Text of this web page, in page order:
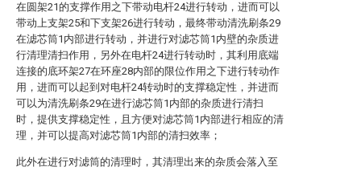
在圆架21的支撑作用之下带动电杆24进行转动，进而可以
带动上支架25和下支架26进行转动，最终带动清洗刷条29
在滤芯筒1内部进行转动，并进行对滤芯筒1内壁的杂质进
行清理清扫作用，另外在电杆24进行转动时，其利用底端
连接的底环架27在环座28内部的限位作用之下进行转动作
用，进而可以起到对电杆24转动时的支撑稳定性，并进而
可以为清洗刷条29在进行滤芯筒1内部的杂质进行清扫
时，提供支撑稳定性，且方便对滤芯筒1内部进行相应的清
理，并可以提高对滤芯筒1内部的清扫效率；
此外在进行对滤筒的清理时，其清理出来的杂质会落入至